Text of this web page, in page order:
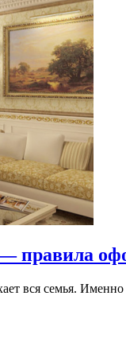
— правила
вся семья. Именно